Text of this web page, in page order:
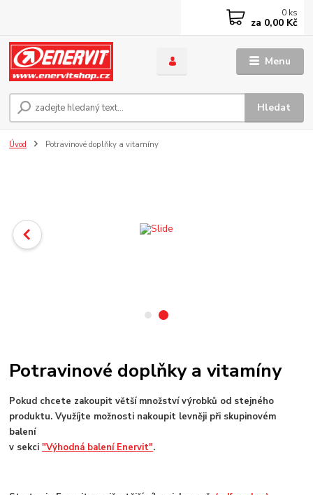
Menu
Hledat
0 ks
za 0,00 Kč
Úvod Potravinové doplňky a vitamíny
Potravinové doplňky a vitamíny
Pokud chcete zakoupit větší množství výrobků od stejného
produktu. Využíjte možnosti nakoupit levněji při skupinovém
balení
v sekci"Výhodná balení Enervit".